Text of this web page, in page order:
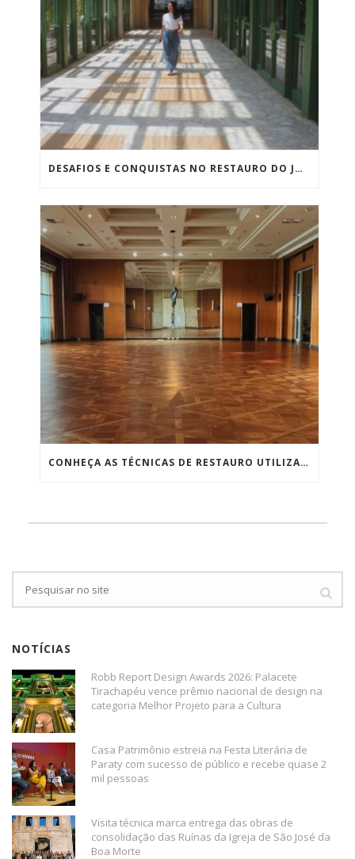
DESAFIOS E CONQUISTAS NO RESTAURO DO JOCKEY CLUB DE SÃO PAULO
CONHEÇA AS TÉCNICAS DE RESTAURO UTILIZADAS NA REVITALIZAÇÃO DOS PISOS DE TACO DE MADEIRA E MÁRMORE NO JOCKEY CLUB DE SÃO PAULO
NOTÍCIAS
Robb Report Design Awards 2026: Palacete
Tirachapéu vence prêmio nacional de design na
categoria Melhor Projeto para a Cultura
Casa Patrimônio estreia na Festa Literária de
Paraty com sucesso de público e recebe quase 2
mil pessoas
Visita técnica marca entrega das obras de
consolidação das Ruínas da Igreja de São José da
Boa Morte